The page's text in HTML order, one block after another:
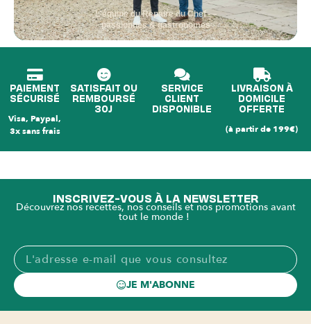
L'équipe du Repaire du Chef —
passionnés & gastronomes
PAIEMENT
SÉCURISÉ
Visa, Paypal,
3x sans frais
SATISFAIT OU
REMBOURSÉ
30J
SERVICE
CLIENT
DISPONIBLE
LIVRAISON À
DOMICILE
OFFERTE
(à partir de 199€)
INSCRIVEZ-VOUS À LA NEWSLETTER
Découvrez nos recettes, nos conseils et nos promotions avant
tout le monde !
JE M'ABONNE